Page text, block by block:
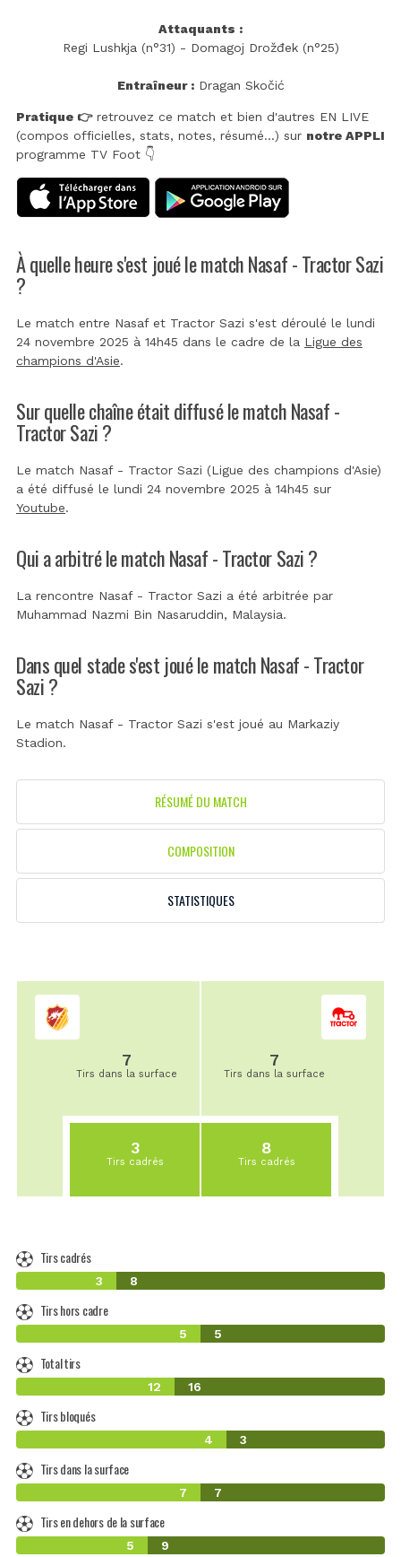
Attaquants :
Regi Lushkja (n°31) - Domagoj Drožđek (n°25)
Entraîneur :Dragan Skočić
Pratique 👉retrouvez ce match et bien d'autres EN LIVE
(compos officielles, stats, notes, résumé...) sur notre APPLI
programme TV Foot 👇
À quelle heure s'est joué le match Nasaf - Tractor Sazi
?
Le match entre Nasaf et Tractor Sazi s'est déroulé le lundi
24 novembre 2025 à 14h45 dans le cadre de la Ligue des
champions d'Asie.
Sur quelle chaîne était diffusé le match Nasaf -
Tractor Sazi ?
Le match Nasaf - Tractor Sazi (Ligue des champions d'Asie)
a été diffusé le lundi 24 novembre 2025 à 14h45 sur
Youtube.
Qui a arbitré le match Nasaf - Tractor Sazi ?
La rencontre Nasaf - Tractor Sazi a été arbitrée par
Muhammad Nazmi Bin Nasaruddin, Malaysia.
Dans quel stade s'est joué le match Nasaf - Tractor
Sazi ?
Le match Nasaf - Tractor Sazi s'est joué au Markaziy
Stadion.
RÉSUMÉ DU MATCH
COMPOSITION
STATISTIQUES
7
Tirs dans la surface
3
Tirs cadrés
7
Tirs dans la surface
8
Tirs cadrés
Tirs cadrés
3 8
Tirs hors cadre
5 5
Total tirs
12 16
Tirs bloqués
4 3
Tirs dans la surface
7 7
Tirs en dehors de la surface
5 9